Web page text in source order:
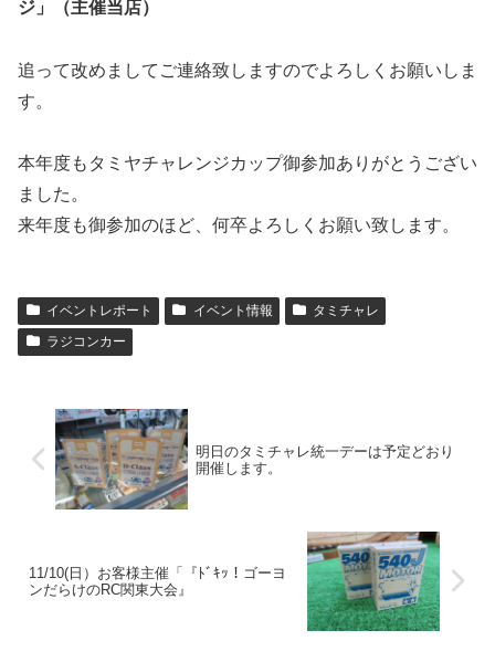
ジ」（主催当店）
追って改めましてご連絡致しますのでよろしくお願いしま
す。
本年度もタミヤチャレンジカップ御参加ありがとうござい
ました。
来年度も御参加のほど、何卒よろしくお願い致します。
イベントレポート イベント情報
タミチャレ
ラジコンカー
明日のタミチャレ統一デーは予定どおり
開催します。
11/10(日）お客様主催「『ﾄﾞｷｯ！ゴーヨ
ンだらけのRC関東大会』